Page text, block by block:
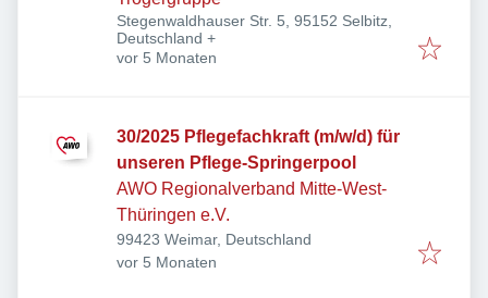
Stegenwaldhauser Str. 5, 95152 Selbitz,
Deutschland +
Veröffentlicht:
vor 5 Monaten
30/2025 Pflegefachkraft (m/w/d) für
unseren Pflege-Springerpool
AWO Regionalverband Mitte-West-
Thüringen e.V.
99423 Weimar, Deutschland
Veröffentlicht:
vor 5 Monaten